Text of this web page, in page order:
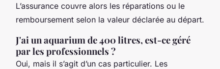
L’assurance couvre alors les réparations ou le
remboursement selon la valeur déclarée au départ.
J'ai un aquarium de 400 litres, est-ce géré
par les professionnels ?
Oui, mais il s’agit d’un cas particulier. Les